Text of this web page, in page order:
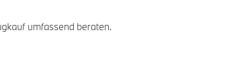
umfassend beraten.